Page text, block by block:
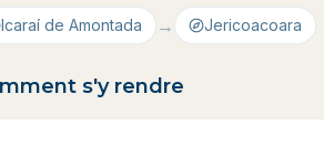
Icaraí de Amontada → Jericoacoara
s'y rendre